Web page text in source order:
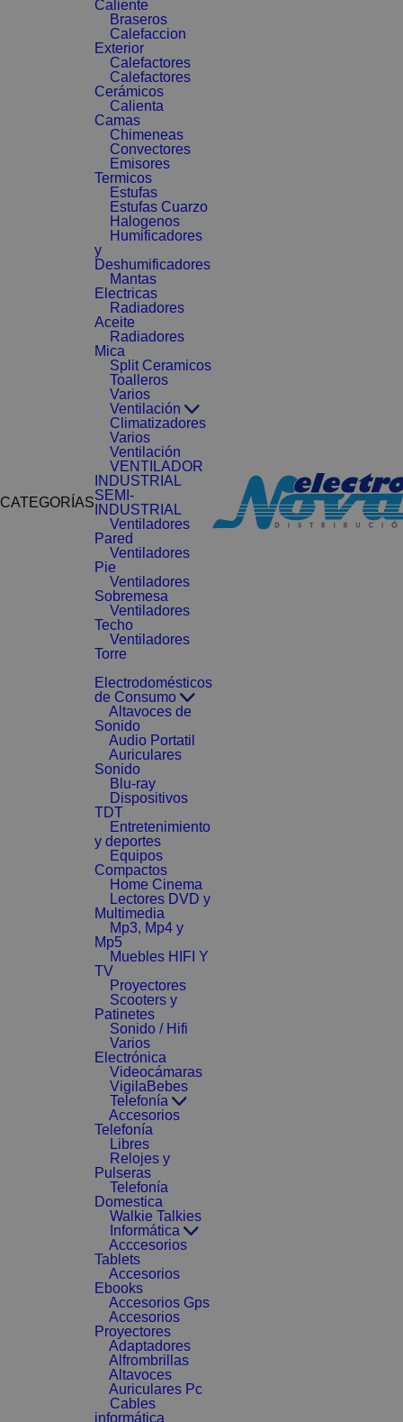
CATEGORÍAS
Caliente
Braseros
Calefaccion
Exterior
Calefactores
Calefactores
Cerámicos
Calienta
Camas
Chimeneas
Convectores
Emisores
Termicos
Estufas
Estufas Cuarzo
Halogenos
Humificadores
y
Deshumificadores
Mantas
Electricas
Radiadores
Aceite
Radiadores
Mica
Split Ceramicos
Toalleros
Varios
Ventilación
Climatizadores
Varios
Ventilación
VENTILADOR
INDUSTRIAL
SEMI-
INDUSTRIAL
Ventiladores
Pared
Ventiladores
Pie
Ventiladores
Sobremesa
Ventiladores
Techo
Ventiladores
Torre
Electrodomésticos
de Consumo
Altavoces de
Sonido
Audio Portatil
Auriculares
Sonido
Blu-ray
Dispositivos
TDT
Entretenimiento
y deportes
Equipos
Compactos
Home Cinema
Lectores DVD y
Multimedia
Mp3, Mp4 y
Mp5
Muebles HIFI Y
TV
Proyectores
Scooters y
Patinetes
Sonido / Hifi
Varios
Electrónica
Videocámaras
VigilaBebes
Telefonía
Accesorios
Telefonía
Libres
Relojes y
Pulseras
Telefonía
Domestica
Walkie Talkies
Informática
Acccesorios
Tablets
Accesorios
Ebooks
Accesorios Gps
Accesorios
Proyectores
Adaptadores
Alfrombrillas
Altavoces
Auriculares Pc
Cables
informática